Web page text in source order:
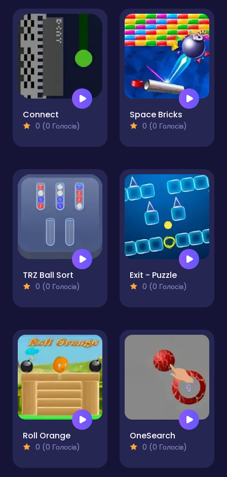
Connect
0 (0 Голосів)
Space Bricks
0 (0 Голосів)
TRZ Ball Sort
0 (0 Голосів)
Exit - Puzzle
0 (0 Голосів)
Roll Orange
0 (0 Голосів)
OneSearch
0 (0 Голосів)